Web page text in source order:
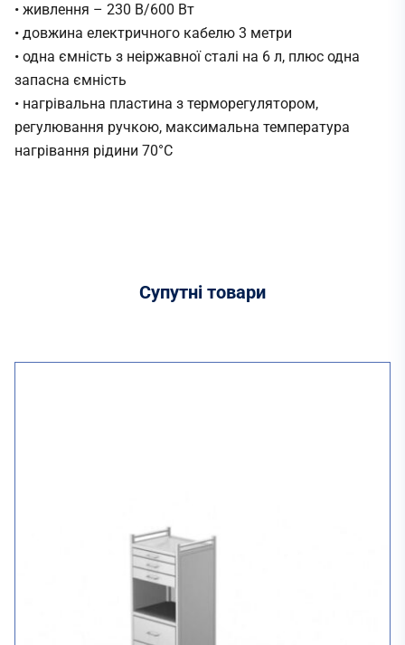
• живлення – 230 В/600 Вт
• довжина електричного кабелю 3 метри
• одна ємність з неіржавної сталі на 6 л, плюс одна
запасна ємність
• нагрівальна пластина з терморегулятором,
регулювання ручкою, максимальна температура
нагрівання рідини 70°С
Супутні товари